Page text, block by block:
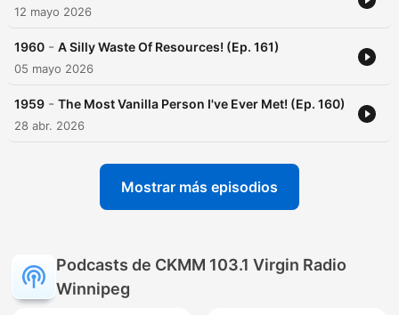
12 mayo 2026
1960 - A Silly Waste Of Resources! (Ep. 161)
05 mayo 2026
1959 - The Most Vanilla Person I've Ever Met! (Ep. 160)
28 abr. 2026
Mostrar más episodios
Podcasts de CKMM 103.1 Virgin Radio
Winnipeg